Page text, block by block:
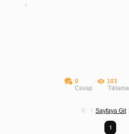
0
Cevap
103
Tıklama
Sayfaya Git
1